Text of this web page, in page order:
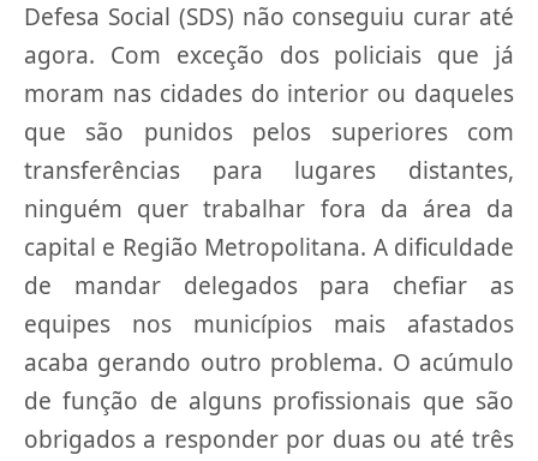
Defesa Social (SDS) não conseguiu curar até
agora. Com exceção dos policiais que já
moram nas cidades do interior ou daqueles
que são punidos pelos superiores com
transferências para lugares distantes,
ninguém quer trabalhar fora da área da
capital e Região Metropolitana. A dificuldade
de mandar delegados para chefiar as
equipes nos municípios mais afastados
acaba gerando outro problema. O acúmulo
de função de alguns profissionais que são
obrigados a responder por duas ou até três